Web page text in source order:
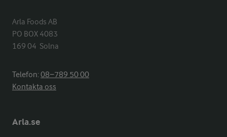
Arla Foods AB
PO BOX 4083
169 04  Solna
Telefon:08−789 50 00
Kontakta oss
Arla.se